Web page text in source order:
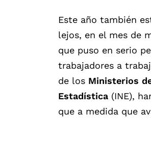
Este año también
lejos, en el mes de
que puso en serio
trabajadores a
de los Ministerios
Estadística (INE),
que a medida que